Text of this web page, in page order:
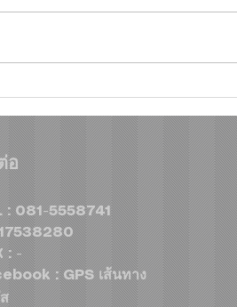
วบู๊สู่คิวรับรถ! "จาพนม"
S05 BEV MAX
มหาช้าง เมื่อพบ EV คู่ใจ
ม่ที่ตอบโจทย์ไลฟ์สไตล์
า
อ
: 081-5558741
: -
: GPS เส้นทาง